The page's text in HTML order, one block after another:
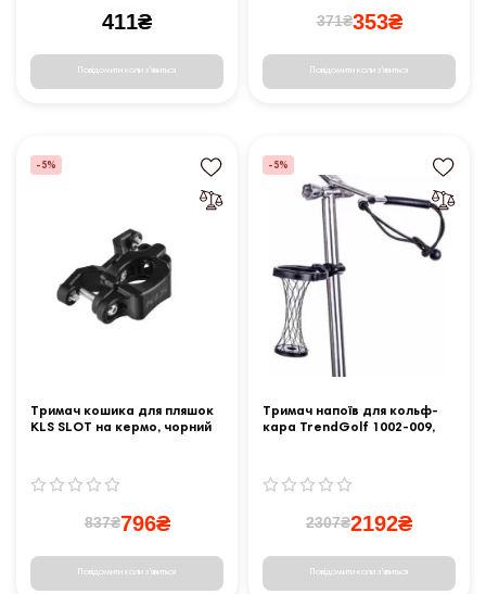
411₴
Повідомити коли з'явиться
371₴353₴
Повідомити коли з'явиться
-5%
Тримач кошика для пляшок
KLS SLOT на кермо, чорний
837₴796₴
Повідомити коли з'явиться
-5%
Тримач напоїв для кольф-
кара TrendGolf 1002-009,
2307₴2192₴
Повідомити коли з'явиться